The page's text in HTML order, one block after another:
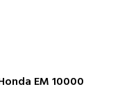
EM 10000